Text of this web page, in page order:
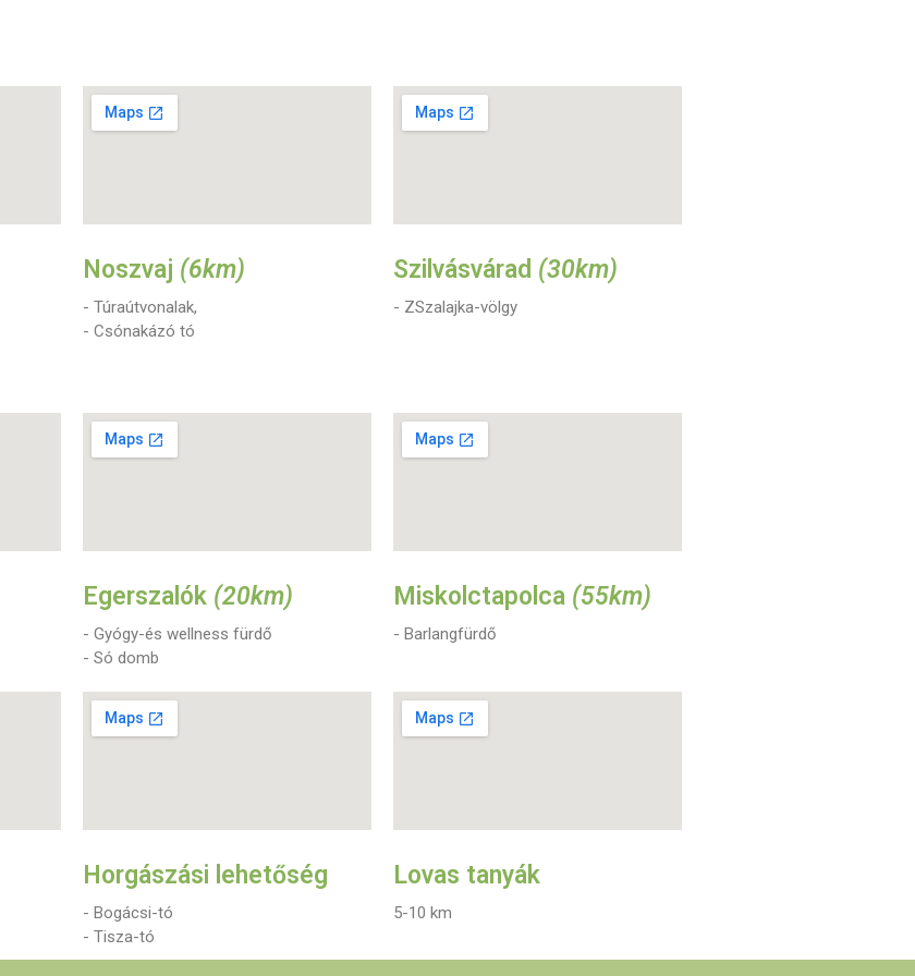
Noszvaj (6km)
- Túraútvonalak,
- Csónakázó tó
Szilvásvárad (30km)
- ZSzalajka-völgy
Egerszalók (20km)
- Gyógy-és wellness fürdő
- Só domb
Miskolctapolca (55km)
- Barlangfürdő
Horgászási lehetőség
- Bogácsi-tó
- Tisza-tó
Lovas tanyák
5-10 km